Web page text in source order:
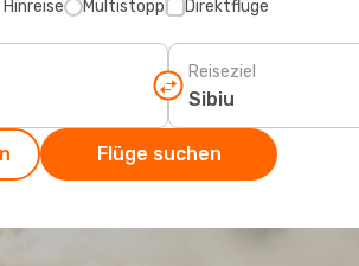
Hinreise Multistopp Direktflüge
Reiseziel
Flüge suchen